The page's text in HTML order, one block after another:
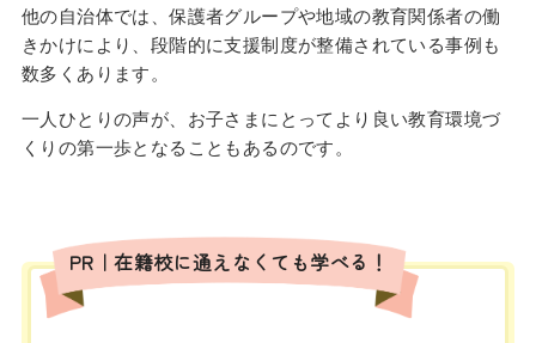
他の自治体では、保護者グループや地域の教育関係者の働
きかけにより、段階的に支援制度が整備されている事例も
数多くあります。
一人ひとりの声が、お子さまにとってより良い教育環境づ
くりの第一歩となることもあるのです。
PR｜在籍校に通えなくても学べる！